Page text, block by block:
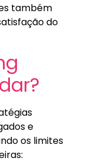
também
do
e
os limites